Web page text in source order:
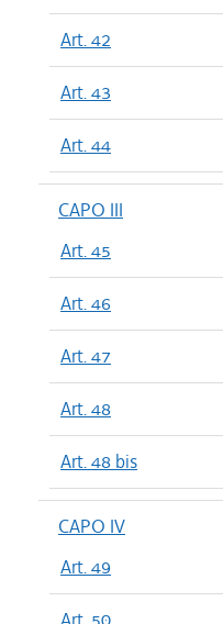
Art. 42
Art. 43
Art. 44
CAPO III
Art. 45
Art. 46
Art. 47
Art. 48
Art. 48 bis
CAPO IV
Art. 49